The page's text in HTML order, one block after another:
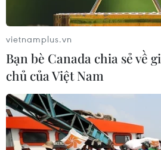
Tổng thống đắc cử
thành phần nội các mới
07/12/2019 01:46
Người được tín nhiệm giữ chức
các, được coi là “cánh tay phải”
Fernandez, là ông Santiago
học chính trị năm nay 40 tuổi.
vietnamplus.vn
Bạn bè Canada chia sẻ về
chủ của Việt Nam